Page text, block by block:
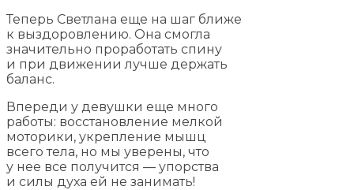
Теперь Светлана еще на шаг ближе
к выздоровлению. Она смогла
значительно проработать спину
и при движении лучше держать
баланс.
Впереди у девушки еще много
работы: восстановление мелкой
моторики, укрепление мышц
всего тела, но мы уверены, что
у нее все получится — упорства
и силы духа ей не занимать!